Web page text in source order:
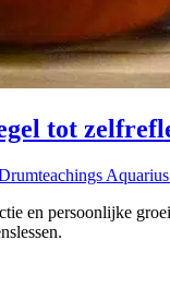
tot
en persoonlijke